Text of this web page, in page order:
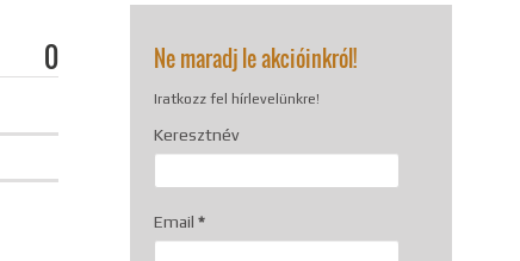
0 Ne maradj le akcióinkról!
Iratkozz fel hírlevelünkre!
Keresztnév
Email *